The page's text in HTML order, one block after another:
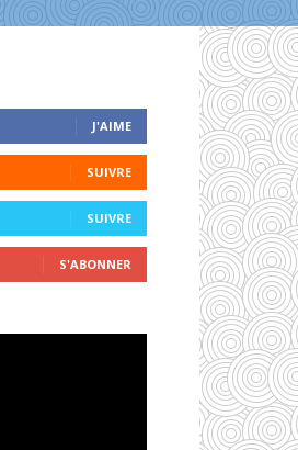
J'AIME
SUIVRE
SUIVRE
S'ABONNER